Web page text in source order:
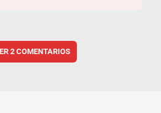
2 COMENTARIOS